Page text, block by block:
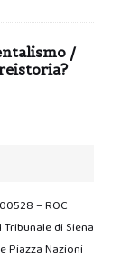
/
– ROC
di Siena
Piazza Nazioni